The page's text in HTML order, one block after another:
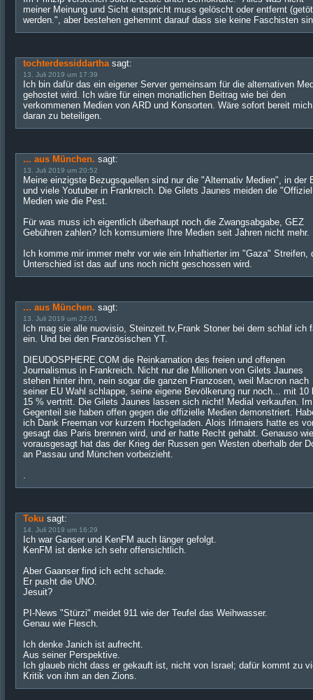
meiner Meinung und Sicht entspricht muss gelöscht oder entfernt
werden.", aber bestehen gehemmt darauf dass sie keine Faschisten
tochterdessiddartha sagt:
13. Juli 2019 um 17:39
Ich bin dafür das ein eigener Server gemeinsam für die alternativen
gehostet wird. Ich wäre für einen monatlichen Beitrag wie bei den
verkommenen Medien von ARD und Konsorten. Wäre sofort bereit mich
daran zu beteiligen.
... aus München. sagt:
13. Juli 2019 um 20:52
Meine einzigste Bezugsquellen sind nur die "Alternativ Medien", in der
und viele Youtuber in Frankreich. Die Gilets Jaunes meiden die
Medien wie die Pest.
Für was muss ich eigentlich überhaupt noch die Zwangsabgabe, GEZ
Gebühren zahlen? Ich komsumiere Ihre Medien seit Jahren nicht mehr.
Ich komme mir immer mehr vor wie ein Inhaftierter im "Gaza" Streifen,
Unterschied ist das auf uns noch nicht geschossen wird.
... aus München. sagt:
13. Juli 2019 um 22:01
Ich mag sie alle nuovisio, Steinzeit.tv,Frank Stoner bei dem schlaf ich
ein. Und bei den Französischen YT.
DIEUDOSPHERE.COM die Reinkarnation des freien und offenen
Journalismus in Frankreich. Nicht nur die Millionen von Gilets Jaunes
stehen hinter ihm, nein sogar die ganzen Franzosen, weil Macron nach
seiner EU Wahl schlappe, seine eigene Bevölkerung nur noch... mit 10
15 % vertritt. Die Gilets Jaunes lassen sich nicht! Medial verkaufen. Im
Gegenteil sie haben offen gegen die offizielle Medien demonstriert.
ich Dank Freeman vor kurzem Hochgeladen. Alois Irlmaiers hatte es
gesagt das Paris brennen wird, und er hatte Recht gehabt. Genauso
vorausgesagt hat das der Krieg der Russen gen Westen oberhalb der
an Passau und München vorbeizieht.
.
Toku sagt:
14. Juli 2019 um 16:29
Ich war Ganser und KenFM auch länger gefolgt.
KenFM ist denke ich sehr offensichtlich.
Aber Gaanser find ich echt schade.
Er pusht die UNO.
Jesuit?
PI-News "Stürzi" meidet 911 wie der Teufel das Weihwasser.
Genau wie Flesch.
Ich denke Janich ist aufrecht.
Aus seiner Perspektive.
Ich glaueb nicht dass er gekauft ist, nicht von Israel; dafür kommt zu
Kritik von ihm an den Zions.